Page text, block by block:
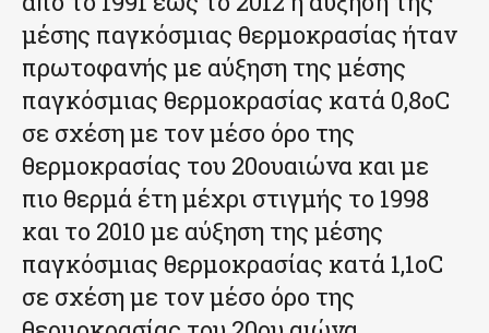
μέσης παγκόσμιας θερμοκρασίας ήταν
πρωτοφανής με αύξηση της μέσης
παγκόσμιας θερμοκρασίας κατά 0,8οC
σε σχέση με τον μέσο όρο της
θερμοκρασίας του 20ουαιώνα και με
πιο θερμά έτη μέχρι στιγμής το 1998
και το 2010 με αύξηση της μέσης
παγκόσμιας θερμοκρασίας κατά 1,1οC
σε σχέση με τον μέσο όρο της